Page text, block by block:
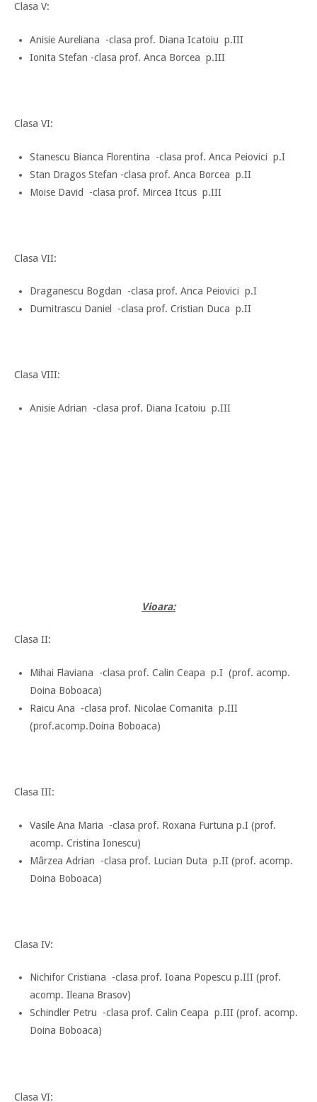
Clasa V:
Anisie Aureliana -clasa prof. Diana Icatoiu p.III
Ionita Stefan -clasa prof. Anca Borcea p.III
Clasa VI:
Stanescu Bianca Florentina -clasa prof. Anca Peiovici p.I
Stan Dragos Stefan -clasa prof. Anca Borcea p.II
Moise David -clasa prof. Mircea Itcus p.III
Clasa VII:
Draganescu Bogdan -clasa prof. Anca Peiovici p.I
Dumitrascu Daniel -clasa prof. Cristian Duca p.II
Clasa VIII:
Anisie Adrian -clasa prof. Diana Icatoiu p.III
Vioara:
Clasa II:
Mihai Flaviana -clasa prof. Calin Ceapa p.I (prof. acomp.
Doina Boboaca)
Raicu Ana -clasa prof. Nicolae Comanita p.III
(prof.acomp.Doina Boboaca)
Clasa III:
Vasile Ana Maria -clasa prof. Roxana Furtuna p.I (prof.
acomp. Cristina Ionescu)
Mârzea Adrian -clasa prof. Lucian Duta p.II (prof. acomp.
Doina Boboaca)
Clasa IV:
Nichifor Cristiana -clasa prof. Ioana Popescu p.III (prof.
acomp. Ileana Brasov)
Schindler Petru -clasa prof. Calin Ceapa p.III (prof. acomp.
Doina Boboaca)
Clasa VI: